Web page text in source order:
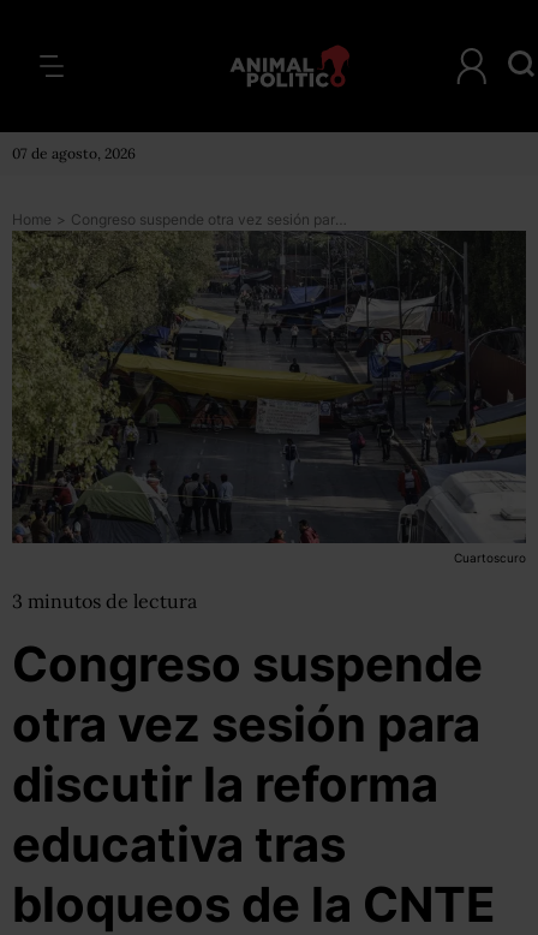
07 de agosto, 2026
Home > Congreso suspende otra vez sesión para discutir la reforma educativa tras bloqueos de la CNTE
Cuartoscuro
3 minutos de lectura
Congreso suspende
otra vez sesión para
discutir la reforma
educativa tras
bloqueos de la CNTE